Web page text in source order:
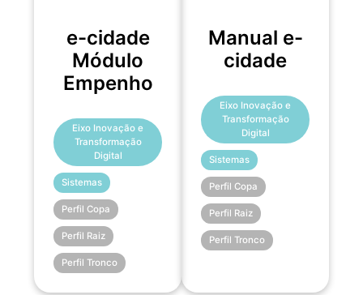
e-cidade
Módulo
Empenho
Eixo Inovação e
Transformação
Digital
Sistemas
Perfil Copa
Perfil Raiz
Perfil Tronco
Manual e-
cidade
Eixo Inovação e
Transformação
Digital
Sistemas
Perfil Copa
Perfil Raiz
Perfil Tronco